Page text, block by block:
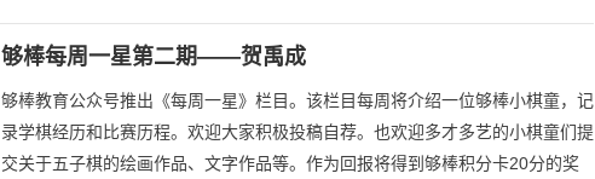
够棒每周一星第二期——贺禹成
够棒教育公众号推出《每周一星》栏目。该栏目每周将介绍一位够棒小棋童，记
录学棋经历和比赛历程。欢迎大家积极投稿自荐。也欢迎多才多艺的小棋童们提
交关于五子棋的绘画作品、文字作品等。作为回报将得到够棒积分卡20分的奖